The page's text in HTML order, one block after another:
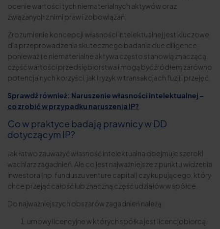
ocenie wartości tych niematerialnych aktywów oraz
związanych z nimi praw i zobowiązań.
Zrozumienie koncepcji własności intelektualnej jest kluczowe
dla przeprowadzenia skutecznego badania due diligence,
ponieważ te niematerialne aktywa często stanowią znaczącą
część wartości przedsiębiorstwa i mogą być źródłem zarówno
potencjalnych korzyści, jak i ryzyk w transakcjach fuzji i przejęć.
Sprawdź również: Naruszenie własności intelektualnej –
co zrobić w przypadku naruszenia IP?
Co w praktyce badają prawnicy w DD
dotyczącym IP?
Jak łatwo zauważyć własność intelektualna obejmuje szeroki
wachlarz zagadnień. Ale co jest najważniejsze z punktu widzenia
inwestora (np. funduszu venture capital) czy kupującego, który
chce przejąć całość lub znaczną część udziałów w spółce.
Do najważniejszych obszarów zagadnień należą:
umowy licencyjne w których spółka jest licencjobiorcą